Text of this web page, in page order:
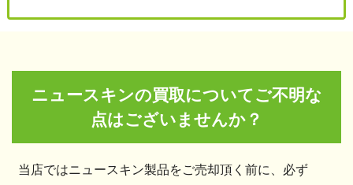
ニュースキンの買取についてご不明な
点はございませんか？
当店ではニュースキン製品をご売却頂く前に、必ず